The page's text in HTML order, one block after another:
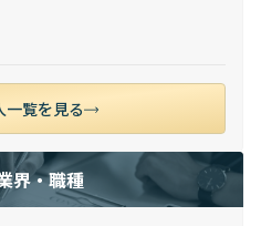
一覧を見る
界・職種